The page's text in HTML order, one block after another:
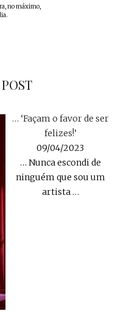
no máximo,
… ‘Façam o favor de ser
felizes!’
09/04/2023
… Nunca escondi de
ninguém que sou um
artista…